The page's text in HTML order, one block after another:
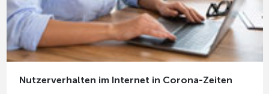
Nutzerverhalten im Internet in Corona-Zeiten